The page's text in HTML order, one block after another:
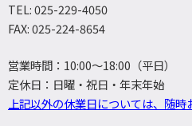
TEL: 025-229-4050
FAX: 025-224-8654
営業時間：10:00～18:00（平日）
定休日：日曜・祝日・年末年始
上記以外の休業日については、随時